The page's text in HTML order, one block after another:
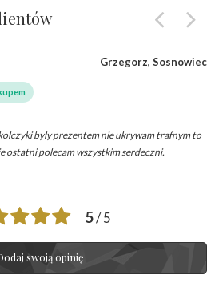
Grzegorz, Sosnowiec
byly prezentem nie ukrywam trafnym to
ostatni polecam wszystkim serdeczni.
5/ 5
swoją opinię